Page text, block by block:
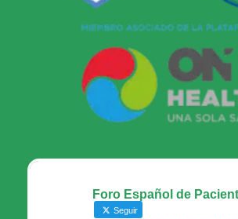
Foro Español de
Seguir